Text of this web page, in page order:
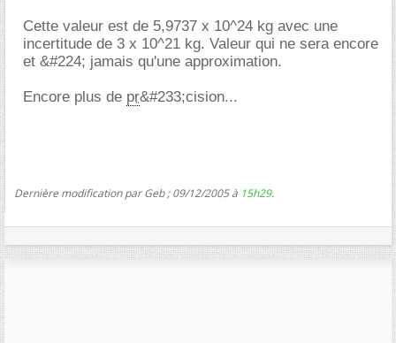
Cette valeur est de 5,9737 x 10^24 kg avec une
incertitude de 3 x 10^21 kg. Valeur qui ne sera encore
et &#224; jamais qu'une approximation.
Encore plus de pr&#233;cision...
Dernière modification par Geb ; 09/12/2005 à 15h29.